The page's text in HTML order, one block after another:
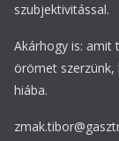
szubjektivitással.
Akárhogy is: amit
örömet
hiába.